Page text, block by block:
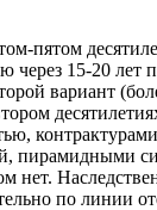
пятом
через 15-20 лет
вариант
пирамидными
нет.
по линии